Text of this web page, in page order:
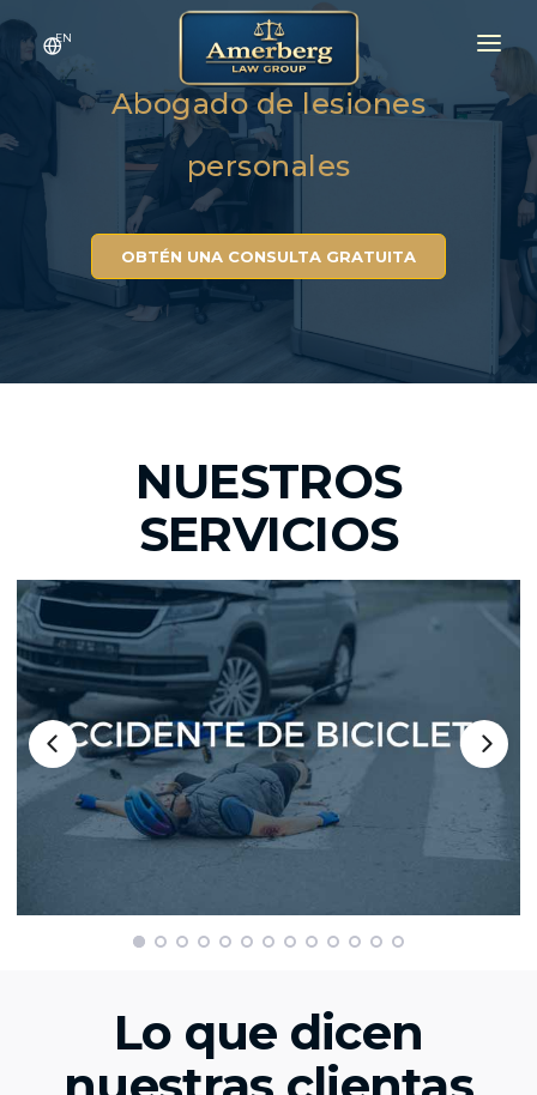
EN
INICIO
ÁREAS DE PRÁCTICA
RESULTADOS
CONTÁCTENOS
SOBRE NOSOTROS
Abogado de lesiones
personales
OBTÉN UNA CONSULTA GRATUITA
NUESTROS
SERVICIOS
Lo que dicen